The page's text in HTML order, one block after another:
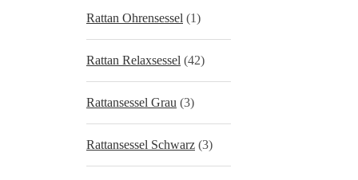
Rattan Ohrensessel (1)
Rattan Relaxsessel (42)
Rattansessel Grau (3)
Rattansessel Schwarz (3)